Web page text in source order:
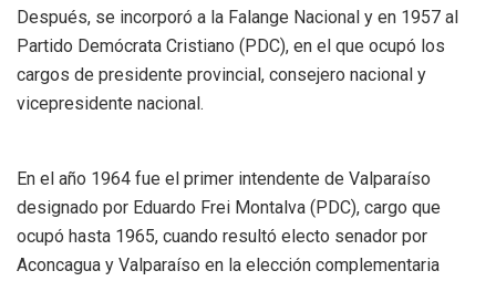
Después, se incorporó a la Falange Nacional y en 1957 al
Partido Demócrata Cristiano (PDC), en el que ocupó los
cargos de presidente provincial, consejero nacional y
vicepresidente nacional.
En el año 1964 fue el primer intendente de Valparaíso
designado por Eduardo Frei Montalva (PDC), cargo que
ocupó hasta 1965, cuando resultó electo senador por
Aconcagua y Valparaíso en la elección complementaria